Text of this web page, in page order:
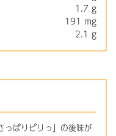
1.7 g
191 mg
2.1 g
っぱりピリっ」の後味が